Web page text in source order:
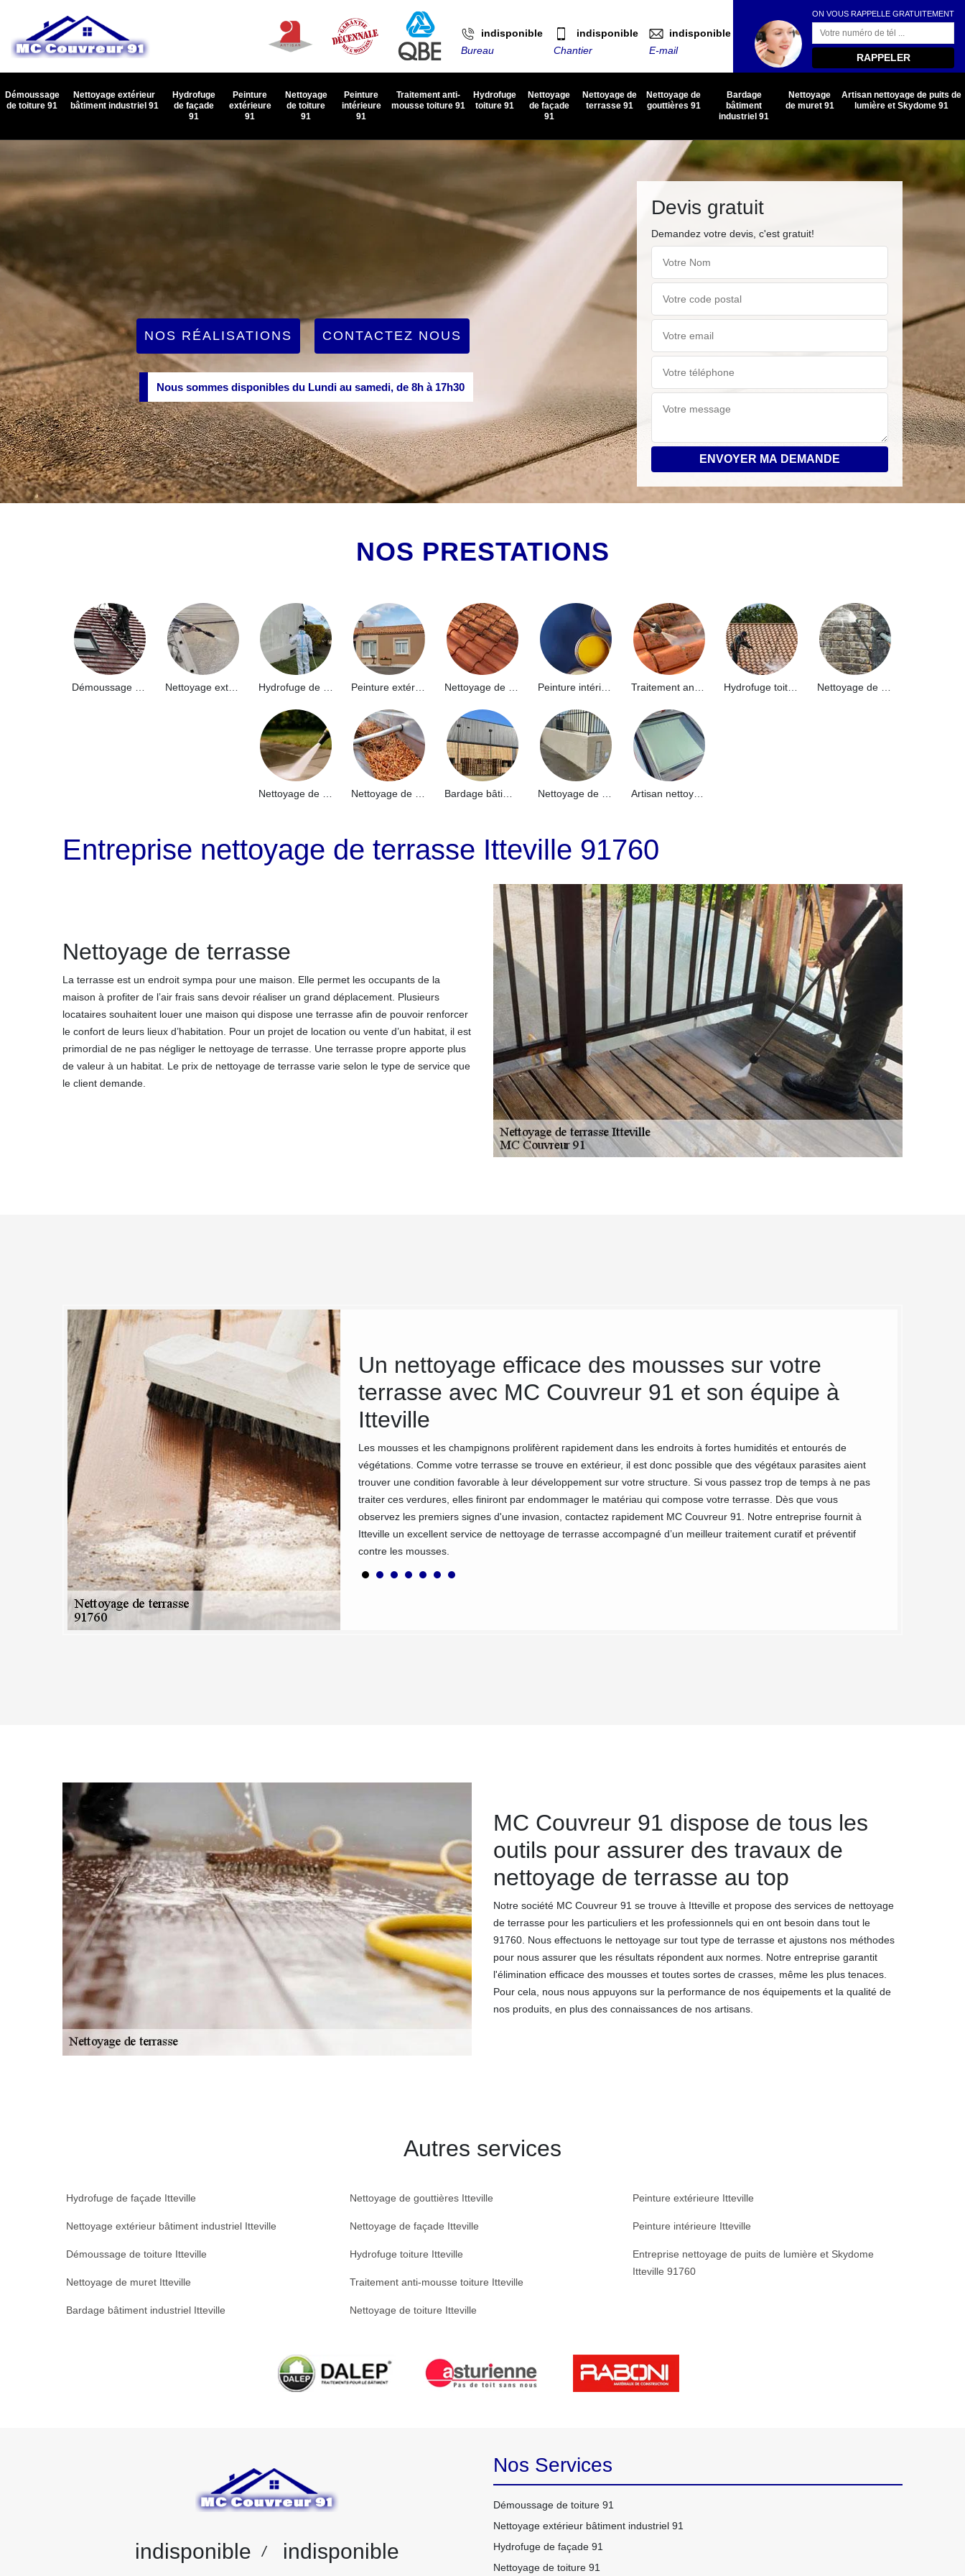
indisponible
Bureau
indisponible
Chantier
indisponible
E-mail
ON VOUS RAPPELLE GRATUITEMENT
Démoussage
de toiture 91
Nettoyage extérieur
bâtiment industriel 91
Hydrofuge
de façade
91
Peinture
extérieure
91
Nettoyage
de toiture
91
Peinture
intérieure
91
Traitement anti-
mousse toiture 91
Hydrofuge
toiture 91
Nettoyage
de façade
91
Nettoyage de
terrasse 91
Nettoyage de
gouttières 91
Bardage
bâtiment
industriel 91
Nettoyage
de muret 91
Artisan nettoyage de puits de
lumière et Skydome 91
NOS RÉALISATIONS CONTACTEZ NOUS
Nous sommes disponibles du Lundi au samedi, de 8h à 17h30
Devis gratuit
Demandez votre devis, c'est gratuit!
NOS PRESTATIONS
Nettoyage extérieur bâtiment industriel 91 Peinture intérieure 91
Artisan nettoyage de puits de lumière et Skydome 91
Entreprise nettoyage de terrasse Itteville 91760
Nettoyage de terrasse
La terrasse est un endroit sympa pour une maison. Elle permet les occupants de la
maison à profiter de l’air frais sans devoir réaliser un grand déplacement. Plusieurs
locataires souhaitent louer une maison qui dispose une terrasse afin de pouvoir renforcer
le confort de leurs lieux d’habitation. Pour un projet de location ou vente d’un habitat, il est
primordial de ne pas négliger le nettoyage de terrasse. Une terrasse propre apporte plus
de valeur à un habitat. Le prix de nettoyage de terrasse varie selon le type de service que
le client demande.
de terrasse de qualité et
chez MC Couvreur 91
nettoyer la terrasse soi-même que faire appel à un professionnel. En
les bonnes techniques, c’est tout à fait faisable. Cependant, la tâche
de temps pour tout nettoyer. De plus, une malfaçon pourrait vous
de terrasse. Avec un professionnel comme MC Couvreur 91, le
et toujours accompagné d’un meilleur résultat. MC Couvreur 91
d’un service de nettoyage de terrasse pas cher.
Un nettoyage efficace des mousses sur votre
terrasse avec MC Couvreur 91 et son équipe à
Itteville
Les mousses et les champignons prolifèrent rapidement dans les endroits à fortes humidités et entourés de
végétations. Comme votre terrasse se trouve en extérieur, il est donc possible que des végétaux parasites aient
trouver une condition favorable à leur développement sur votre structure. Si vous passez trop de temps à ne pas
traiter ces verdures, elles finiront par endommager le matériau qui compose votre terrasse. Dès que vous
observez les premiers signes d'une invasion, contactez rapidement MC Couvreur 91. Notre entreprise fournit à
Itteville un excellent service de nettoyage de terrasse accompagné d’un meilleur traitement curatif et préventif
contre les mousses.
MC Couvreur 91 dispose de tous les
outils pour assurer des travaux de
nettoyage de terrasse au top
Notre société MC Couvreur 91 se trouve à Itteville et propose des services de nettoyage
de terrasse pour les particuliers et les professionnels qui en ont besoin dans tout le
91760. Nous effectuons le nettoyage sur tout type de terrasse et ajustons nos méthodes
pour nous assurer que les résultats répondent aux normes. Notre entreprise garantit
l'élimination efficace des mousses et toutes sortes de crasses, même les plus tenaces.
Pour cela, nous nous appuyons sur la performance de nos équipements et la qualité de
nos produits, en plus des connaissances de nos artisans.
Autres services
Hydrofuge de façade Itteville
Nettoyage extérieur bâtiment industriel Itteville
Démoussage de toiture Itteville
Nettoyage de muret Itteville
Bardage bâtiment industriel Itteville
Nettoyage de gouttières Itteville
Nettoyage de façade Itteville
Hydrofuge toiture Itteville
Traitement anti-mousse toiture Itteville
Nettoyage de toiture Itteville
Peinture extérieure Itteville
Peinture intérieure Itteville
Entreprise nettoyage de puits de lumière et Skydome
Itteville 91760
indisponible / indisponible
Nos Services
Démoussage de toiture 91
Nettoyage extérieur bâtiment industriel 91
Hydrofuge de façade 91
Nettoyage de toiture 91